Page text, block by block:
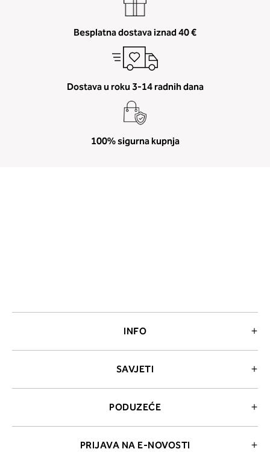
Besplatna dostava iznad 40 €
Dostava u roku 3-14 radnih dana
100% sigurna kupnja
INFO
SAVJETI
PODUZEĆE
PRIJAVA NA E-NOVOSTI
položite čez hrbet v višini
izreza in čez prsi, v višini bradavic
boste prebrali, katera globina
ustreza vaši meri (A, B …) – iščite v
stolpcu, ki ste ga določili s
obsegom.